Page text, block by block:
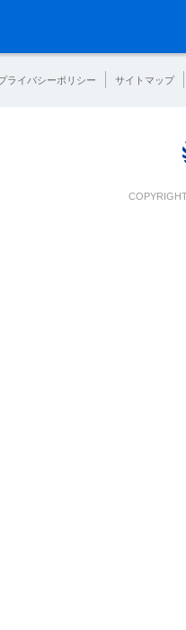
ライバシーポリシー サイトマップ